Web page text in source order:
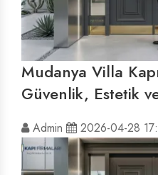
Mudanya Villa
Güvenlik, Estetik
Admin 2026-04-28